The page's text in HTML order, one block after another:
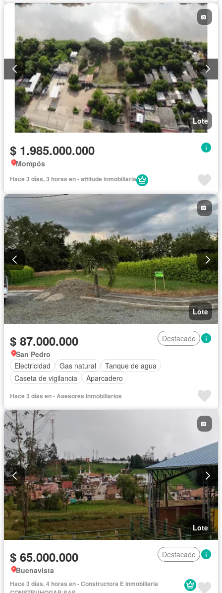
Lote
$ 1.985.000.000
Mompós
Hace 3 días, 3 horas en - attitude inmobiliaria
Lote
$ 87.000.000
Destacado
San Pedro
Electricidad
Gas natural
Tanque de agua
Caseta de vigilancia
Aparcadero
Hace 3 días en - Asesores Inmobiliarios
Lote
$ 65.000.000
Destacado
Buenavista
Hace 3 días, 4 horas en - Constructora E Inmobiliaria